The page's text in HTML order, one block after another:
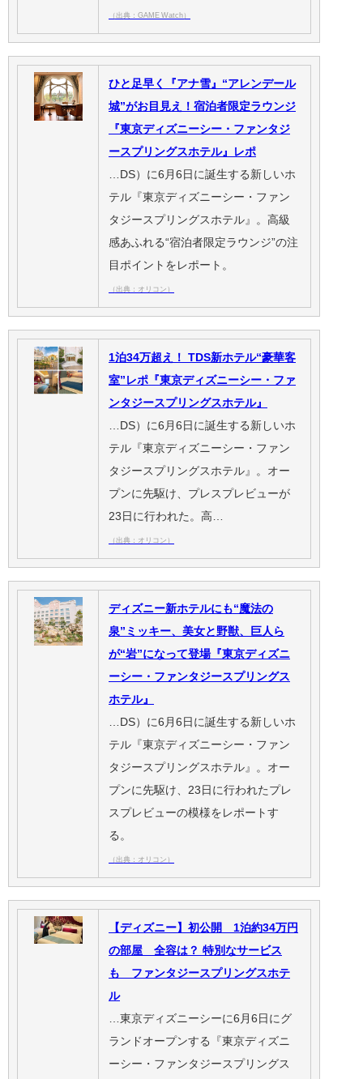
（出典：GAME Watch）
ひと足早く『アナ雪』“アレンデール
城”がお目見え！宿泊者限定ラウンジ
『東京ディズニーシー・ファンタジ
ースプリングスホテル』レポ
…DS）に6月6日に誕生する新しいホ
テル『東京ディズニーシー・ファン
タジースプリングスホテル』。高級
感あふれる“宿泊者限定ラウンジ”の注
目ポイントをレポート。
（出典：オリコン）
1泊34万超え！ TDS新ホテル“豪華客
室”レポ『東京ディズニーシー・ファ
ンタジースプリングスホテル』
…DS）に6月6日に誕生する新しいホ
テル『東京ディズニーシー・ファン
タジースプリングスホテル』。オー
プンに先駆け、プレスプレビューが
23日に行われた。高…
（出典：オリコン）
ディズニー新ホテルにも“魔法の
泉”ミッキー、美女と野獣、巨人ら
が“岩”になって登場『東京ディズニ
ーシー・ファンタジースプリングス
ホテル』
…DS）に6月6日に誕生する新しいホ
テル『東京ディズニーシー・ファン
タジースプリングスホテル』。オー
プンに先駆け、23日に行われたプレ
スプレビューの模様をレポートす
る。
（出典：オリコン）
【ディズニー】初公開 1泊約34万円
の部屋 全容は？ 特別なサービス
も ファンタジースプリングスホテ
ル
…東京ディズニーシーに6月6日にグ
ランドオープンする『東京ディズニ
ーシー・ファンタジースプリングス